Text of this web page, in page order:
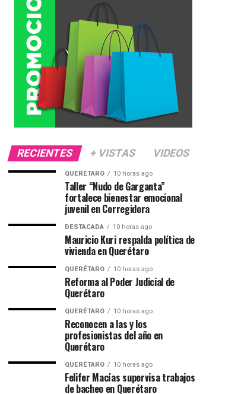
RECIENTES + VISTAS VIDEOS
QUERÉTARO 10 horas ago
Taller “Nudo de Garganta”
fortalece bienestar emocional
juvenil en Corregidora
DESTACADA 10 horas ago
Mauricio Kuri respalda política de
vivienda en Querétaro
QUERÉTARO 10 horas ago
Reforma al Poder Judicial de
Querétaro
QUERÉTARO 10 horas ago
Reconocen a las y los
profesionistas del año en
Querétaro
QUERÉTARO 10 horas ago
Felifer Macías supervisa trabajos
de bacheo en Querétaro